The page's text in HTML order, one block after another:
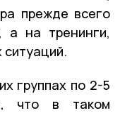
прежде всего
на тренинги,
ситуаций.
группах по 2-5
что в таком